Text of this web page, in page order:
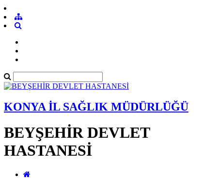
KONYA İL SAĞLIK MÜDÜRLÜĞÜ
BEYŞEHİR DEVLET
HASTANESİ